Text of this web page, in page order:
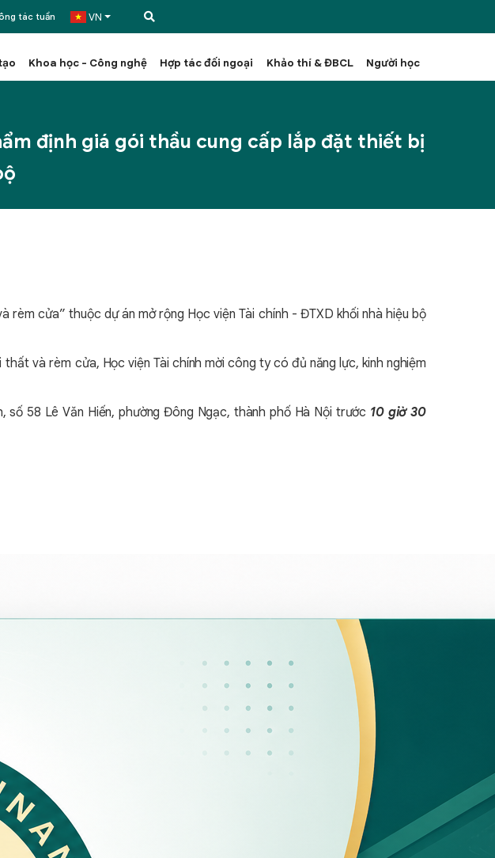
tác tuần VN
Khoa học - Công nghệ Hợp tác đối ngoại Khảo thí & ĐBCL Người học
định giá gói thầu cung cấp lắp đặt thiết bị
cửa” thuộc dự án mở rộng Học viện Tài chính - ĐTXD khối nhà hiệu bộ
thất và rèm cửa, Học viện Tài chính mời công ty có đủ năng lực, kinh nghiệm
58 Lê Văn Hiến, phường Đông Ngạc, thành phố Hà Nội trước 10 giờ 30